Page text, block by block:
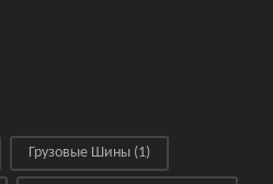
Грузовые Шины (1)